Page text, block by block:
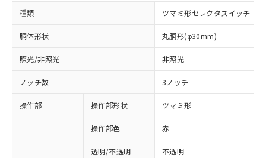
種類 ツマミ形セレクタスイッチ
胴体形状 丸胴形(φ30mm)
照光/非照光 非照光
ノッチ数 3ノッチ
操作部 操作部形状 ツマミ形
操作部色 赤
透明/不透明 不透明